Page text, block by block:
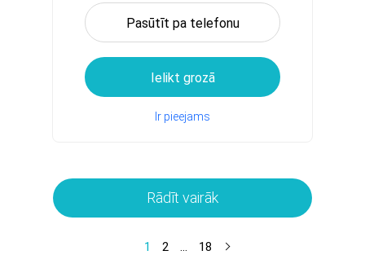
Pasūtīt pa telefonu
Ielikt grozā
Ir pieejams
Rādīt vairāk
1 2 ... 18